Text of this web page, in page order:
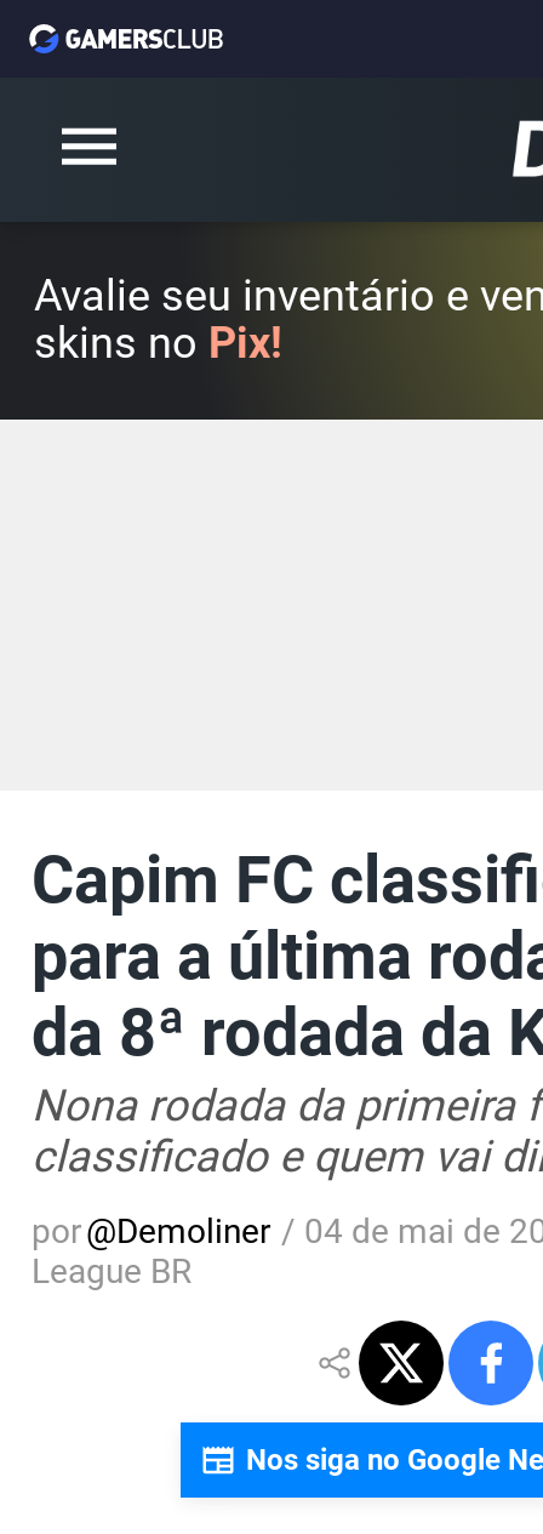
Avalie seu inventário e
skins no Pix!
Capim FC
para a última
da 8ª rodada da
Nona rodada da primeira
classificado e quem vai
por@Demoliner / 04 de mai de
League BR
Nos siga no Google